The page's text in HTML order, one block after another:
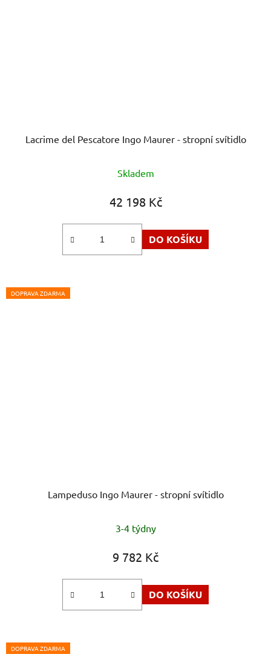
Lacrime del Pescatore Ingo Maurer - stropní svítidlo
Skladem
42 198 Kč
DO KOŠÍKU
DOPRAVA ZDARMA
Lampeduso Ingo Maurer - stropní svítidlo
3-4 týdny
9 782 Kč
DO KOŠÍKU
DOPRAVA ZDARMA